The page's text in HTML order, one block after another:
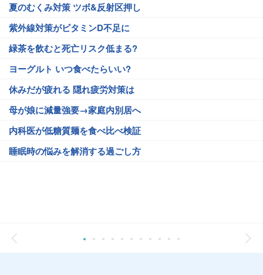
夏のむくみ対策 ツボ&反射区押し
紫外線対策がビタミンD不足に
緑茶を飲むと死亡リスク低まる?
ヨーグルト いつ食べたらいい?
休みだが疲れる 隠れ疲労対策は
母が娘に減量強要→家庭内別居へ
内科医が低糖質麺を食べ比べ検証
睡眠時の悩みを解消する過ごし方